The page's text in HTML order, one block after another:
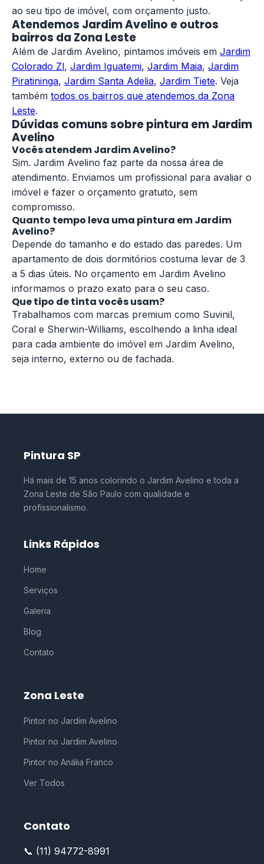
ao seu tipo de imóvel, com orçamento justo.
Atendemos Jardim Avelino e outros
bairros da Zona Leste
Além de Jardim Avelino, pintamos imóveis em Jardim
Colorado Zl, Jardim Iguatemi, Jardim Maia, Jardim
Piratininga, Jardim Santa Adelia, Jardim Tiete. Veja
também todos os bairros que atendemos da Zona
Leste.
Dúvidas comuns sobre pintura em Jardim
Avelino
Vocês atendem Jardim Avelino?
Sim. Jardim Avelino faz parte da nossa área de
atendimento. Enviamos um profissional para avaliar o
imóvel e fazer o orçamento gratuito, sem
compromisso.
Quanto tempo leva uma pintura em Jardim
Avelino?
Depende do tamanho e do estado das paredes. Um
apartamento de dois dormitórios costuma levar de 3
a 5 dias úteis. No orçamento em Jardim Avelino
informamos o prazo exato para o seu caso.
Que tipo de tinta vocês usam?
Trabalhamos com marcas premium como Suvinil,
Coral e Sherwin-Williams, escolhendo a linha ideal
para cada ambiente do imóvel em Jardim Avelino,
seja interno, externo ou de fachada.
Pintura SP
Há mais de 15 anos colorindo o Jardim Avelino e toda a
Zona Leste de São Paulo com qualidade e
profissionalismo.
Links Rápidos
Home
Serviços
Galeria
Blog
Contato
Zona Leste
Pintor no Jardim Avelino
Pintor no Jardim Avelino
Pintor no Anália Franco
Ver Todos
Contato
📞 (11) 94772-8991